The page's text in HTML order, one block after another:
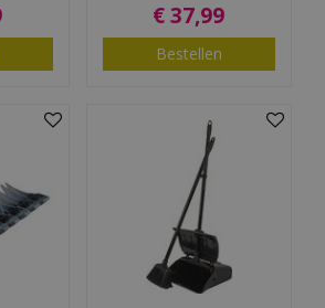
€ 37,99
Bestellen